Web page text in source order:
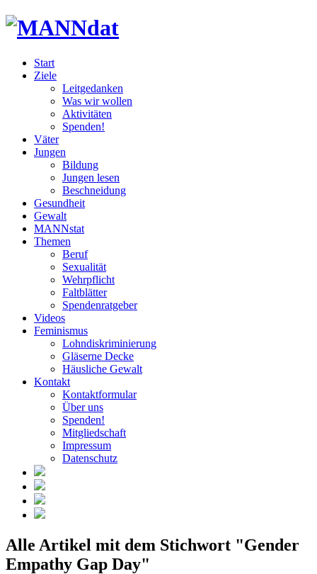
Start
Ziele
Leitgedanken
Was wir wollen
Aktivitäten
Spenden!
Väter
Jungen
Bildung
Jungen lesen
Beschneidung
Gesundheit
Gewalt
MANNstat
Themen
Beruf
Sexualität
Wehrpflicht
Faltblätter
Spendenratgeber
Videos
Feminismus
Lohndiskriminierung
Gläserne Decke
Häusliche Gewalt
Kontakt
Kontaktformular
Über uns
Spenden!
Mitgliedschaft
Impressum
Datenschutz
Alle Artikel mit dem Stichwort "Gender
Empathy Gap Day"